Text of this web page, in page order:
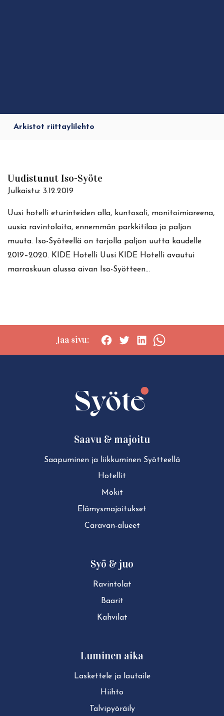
Arkistot riittaylilehto
Uudistunut Iso-Syöte
Julkaistu: 3.12.2019
Uusi hotelli eturinteiden alla, kuntosali, monitoimiareena,
uusia ravintoloita, ennemmän parkkitilaa ja paljon
muuta. Iso-Syöteellä on tarjolla paljon uutta kaudelle
2019–2020. KIDE Hotelli Uusi KIDE Hotelli avautui
marraskuun alussa aivan Iso-Syötteen…
Jaa sivu:
Saavu & majoitu
Saapuminen ja liikkuminen Syötteellä
Hotellit
Mökit
Elä­mys­ma­joi­tuk­set
Caravan-alueet
Syö & juo
Ravintolat
Baarit
Kahvilat
Luminen aika
Laskettele ja lautaile
Hiihto
Tal­vi­pyö­räi­ly